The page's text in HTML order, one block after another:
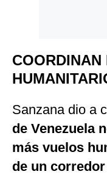
Sanzana dio a
de Venezuela
más vuelos
de un